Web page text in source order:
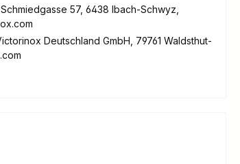
57, 6438 Ibach-Schwyz,
Deutschland GmbH, 79761 Waldsthut-